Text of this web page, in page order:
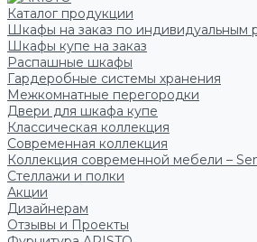
Каталог продукции
Шкафы на заказ по индивидуальным
Шкафы купе на заказ
Распашные шкафы
Гардеробные системы хранения
Межкомнатные перегородки
Двери для шкафа купе
Классическая коллекция
Современная коллекция
Коллекция современной мебели –
Стеллажи и полки
Акции
Дизайнерам
Отзывы и Проекты